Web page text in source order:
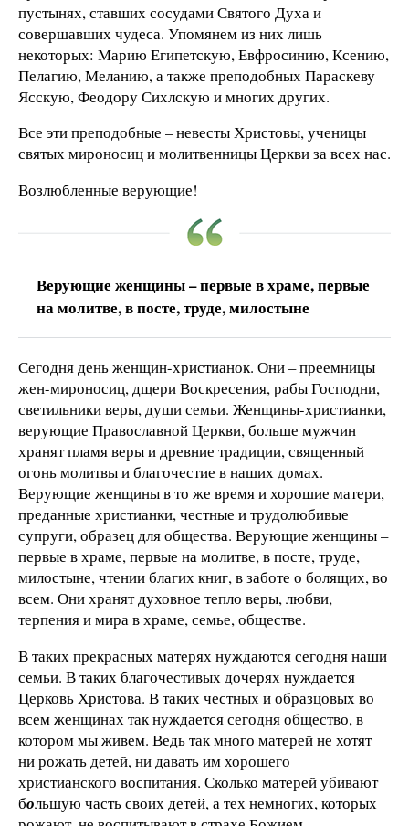
пустынях, ставших сосудами Святого Духа и
совершавших чудеса. Упомянем из них лишь
некоторых: Марию Египетскую, Евфросинию, Ксению,
Пелагию, Меланию, а также преподобных Параскеву
Ясскую, Феодору Сихлскую и многих других.
Все эти преподобные – невесты Христовы, ученицы
святых мироносиц и молитвенницы Церкви за всех нас.
Возлюбленные верующие!
Верующие женщины – первые в храме, первые
на молитве, в посте, труде, милостыне
Сегодня день женщин-христианок. Они – преемницы
жен-мироносиц, дщери Воскресения, рабы Господни,
светильники веры, души семьи. Женщины-христианки,
верующие Православной Церкви, больше мужчин
хранят пламя веры и древние традиции, священный
огонь молитвы и благочестие в наших домах.
Верующие женщины в то же время и хорошие матери,
преданные христианки, честные и трудолюбивые
супруги, образец для общества. Верующие женщины –
первые в храме, первые на молитве, в посте, труде,
милостыне, чтении благих книг, в заботе о болящих, во
всем. Они хранят духовное тепло веры, любви,
терпения и мира в храме, семье, обществе.
В таких прекрасных матерях нуждаются сегодня наши
семьи. В таких благочестивых дочерях нуждается
Церковь Христова. В таких честных и образцовых во
всем женщинах так нуждается сегодня общество, в
котором мы живем. Ведь так много матерей не хотят
ни рожать детей, ни давать им хорошего
христианского воспитания. Сколько матерей убивают
большую часть своих детей, а тех немногих, которых